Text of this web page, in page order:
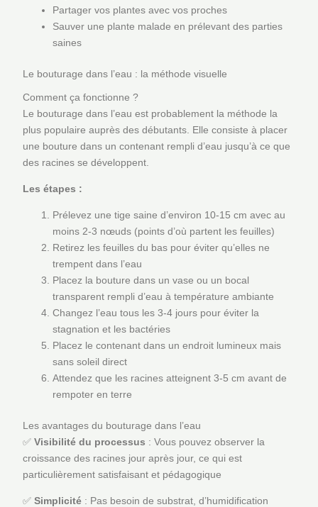
Partager vos plantes avec vos proches
Sauver une plante malade en prélevant des parties
saines
Le bouturage dans l’eau : la méthode visuelle
Comment ça fonctionne ?
Le bouturage dans l’eau est probablement la méthode la
plus populaire auprès des débutants. Elle consiste à placer
une bouture dans un contenant rempli d’eau jusqu’à ce que
des racines se développent.
Les étapes :
Prélevez une tige saine d’environ 10-15 cm avec au
moins 2-3 nœuds (points d’où partent les feuilles)
Retirez les feuilles du bas pour éviter qu’elles ne
trempent dans l’eau
Placez la bouture dans un vase ou un bocal
transparent rempli d’eau à température ambiante
Changez l’eau tous les 3-4 jours pour éviter la
stagnation et les bactéries
Placez le contenant dans un endroit lumineux mais
sans soleil direct
Attendez que les racines atteignent 3-5 cm avant de
rempoter en terre
Les avantages du bouturage dans l’eau
✅ Visibilité du processus : Vous pouvez observer la
croissance des racines jour après jour, ce qui est
particulièrement satisfaisant et pédagogique
✅ Simplicité: Pas besoin de substrat, d’humidification